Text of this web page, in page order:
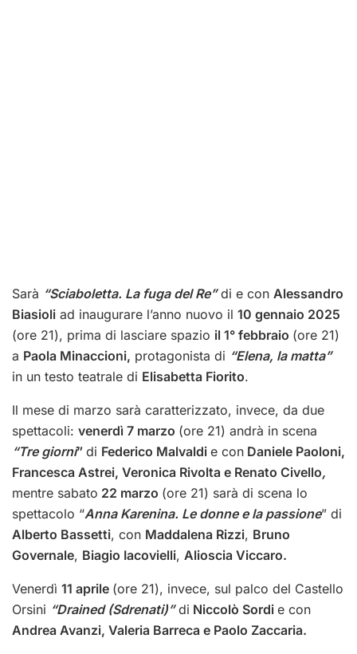
Sarà “Sciaboletta. La fuga del Re”di e con Alessandro
Biasioli ad inaugurare l’anno nuovo il 10 gennaio 2025
(ore 21), prima di lasciare spazio il 1° febbraio (ore 21)
a Paola Minaccioni, protagonista di “Elena, la matta”
in un testo teatrale di Elisabetta Fiorito.
Il mese di marzo sarà caratterizzato, invece, da due
spettacoli: venerdì 7 marzo (ore 21) andrà in scena
“Tre giorni” di Federico Malvaldi e con Daniele Paoloni,
Francesca Astrei, Veronica Rivolta e Renato Civello,
mentre sabato 22 marzo (ore 21) sarà di scena lo
spettacolo “Anna Karenina. Le donne e la passione” di
Alberto Bassetti, con Maddalena Rizzi, Bruno
Governale, Biagio Iacovielli, Alioscia Viccaro.
Venerdì 11 aprile (ore 21), invece, sul palco del Castello
Orsini “Drained (Sdrenati)” di Niccolò Sordi e con
Andrea Avanzi, Valeria Barreca e Paolo Zaccaria.